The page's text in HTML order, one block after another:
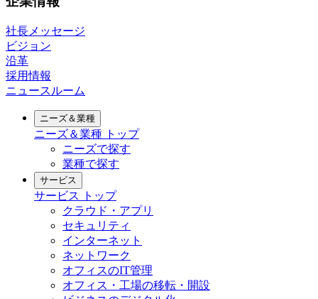
社長メッセージ
ビジョン
沿革
採用情報
ニュースルーム
ニーズ＆業種
ニーズ＆業種 トップ
ニーズで探す
業種で探す
サービス
サービス
トップ
クラウド・アプリ
セキュリティ
インターネット
ネットワーク
オフィスのIT管理
オフィス・工場の移転・開設